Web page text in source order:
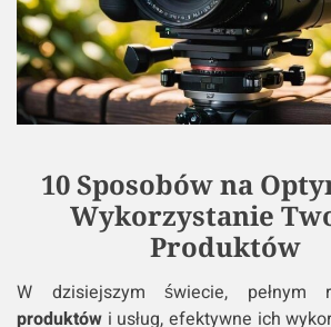
10 Sposobów na
Wykorzystanie
Produktów
W dzisiejszym świecie, pełnym
produktów i usług, efektywne ich